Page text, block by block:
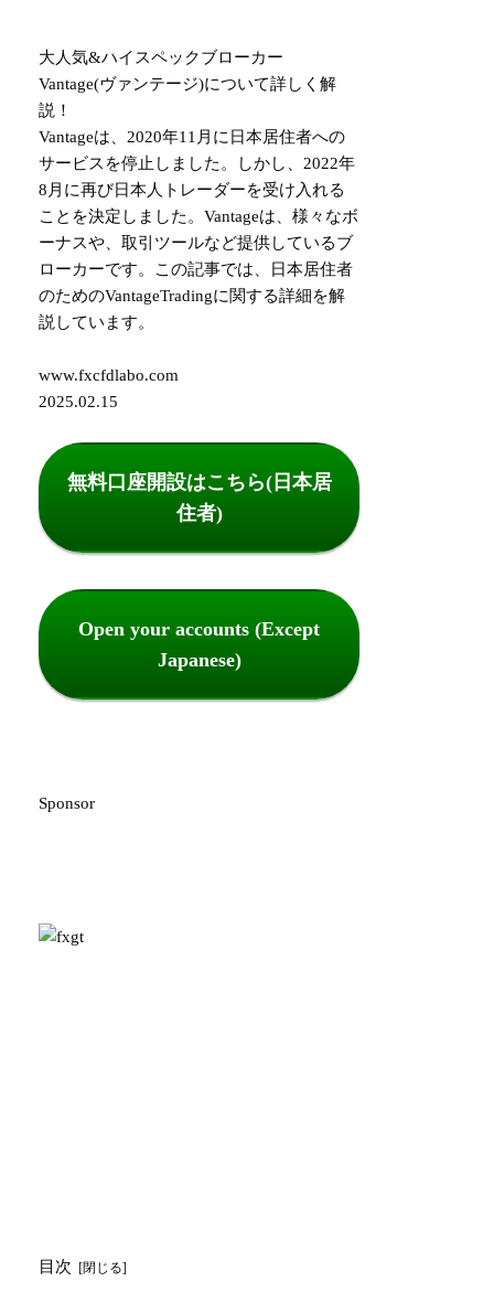
大人気&ハイスペックブローカー
Vantage(ヴァンテージ)について詳しく解
説！
Vantageは、2020年11月に日本居住者への
サービスを停止しました。しかし、2022年
8月に再び日本人トレーダーを受け入れる
ことを決定しました。Vantageは、様々なボ
ーナスや、取引ツールなど提供しているブ
ローカーです。この記事では、日本居住者
のためのVantageTradingに関する詳細を解
説しています。
www.fxcfdlabo.com
2025.02.15
無料口座開設はこちら(日本居
住者)
Open your accounts (Except
Japanese)
Sponsor
目次